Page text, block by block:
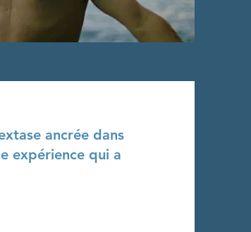
ancrée dans
expérience qui a